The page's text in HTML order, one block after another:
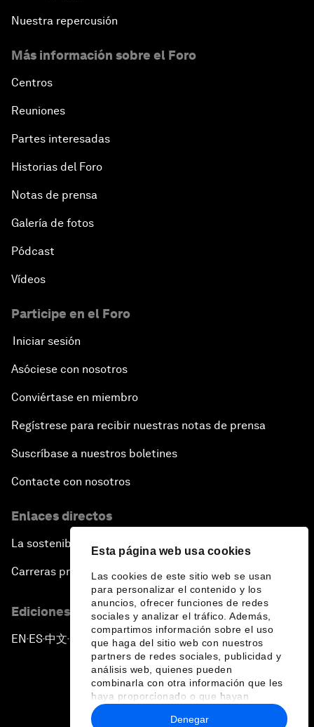
Esta página web usa cookies
Las cookies de este sitio web se usan
para personalizar el contenido y los
anuncios, ofrecer funciones de redes
sociales y analizar el tráfico. Además,
compartimos información sobre el uso
que haga del sitio web con nuestros
partners de redes sociales, publicidad y
análisis web, quienes pueden
combinarla con otra información que les
haya proporcionado o que hayan
recopilado a partir del uso que haya
hecho de sus servicios.
Denegar
Nuestra repercusión
Más información sobre el Foro
Centros
Reuniones
Partes interesadas
Historias del Foro
Notas de prensa
Galería de fotos
Pódcast
Vídeos
Participe en el Foro
Iniciar sesión
Asóciese con nosotros
Conviértase en miembro
Regístrese para recibir nuestras notas de prensa
Suscríbase a nuestros boletines
Contacte con nosotros
Enlaces directos
La sostenibilidad en el Foro
Carreras profesionales
Ediciones en otros idiomas
EN ▪ES▪中文▪ 日本語